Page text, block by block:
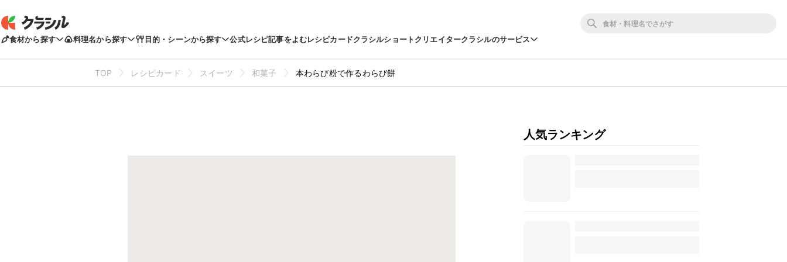
食材から探す 料理名から探す 目的・シーンから探す 公式レシピ記事をよむレシピカードクラシルショートクリエイタークラシルのサービス
TOP レシピカード スイーツ 和菓子 本わらび粉で作るわらび餅
人気ランキング